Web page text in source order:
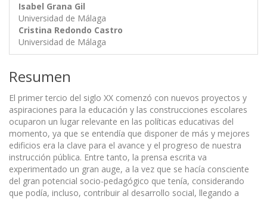
Isabel Grana Gil
Universidad de Málaga
Cristina Redondo Castro
Universidad de Málaga
Resumen
El primer tercio del siglo XX comenzó con nuevos proyectos y
aspiraciones para la educación y las construcciones escolares
ocuparon un lugar relevante en las políticas educativas del
momento, ya que se entendía que disponer de más y mejores
edificios era la clave para el avance y el progreso de nuestra
instrucción pública. Entre tanto, la prensa escrita va
experimentado un gran auge, a la vez que se hacía consciente
del gran potencial socio-pedagógico que tenía, considerando
que podía, incluso, contribuir al desarrollo social, llegando a